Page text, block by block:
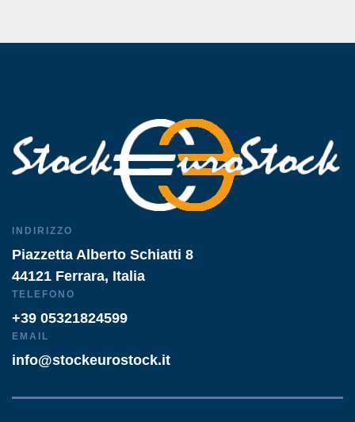
INDIRIZZO
Piazzetta Alberto Schiatti 8
44121 Ferrara, Italia
TELEFONO
+39 05321824599
EMAIL
info@stockeurostock.it